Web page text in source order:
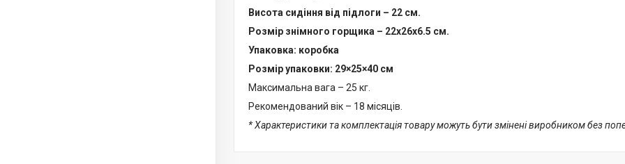
Висота сидіння від підлоги – 22 см.
Розмір знімного горщика – 22х26х6.5 см.
Упаковка: коробка
Розмір упаковки: 29×25×40 см
Максимальна вага – 25 кг.
Рекомендований вік – 18 місяців.
* Характеристики та комплектація товару можуть бути змінені виробником без